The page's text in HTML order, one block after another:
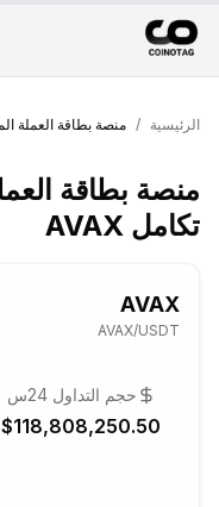
الرئيسية /
تكامل AVAX
AVAX
AVAX/USDT
حجم التداول 24س
$118,808,250.50